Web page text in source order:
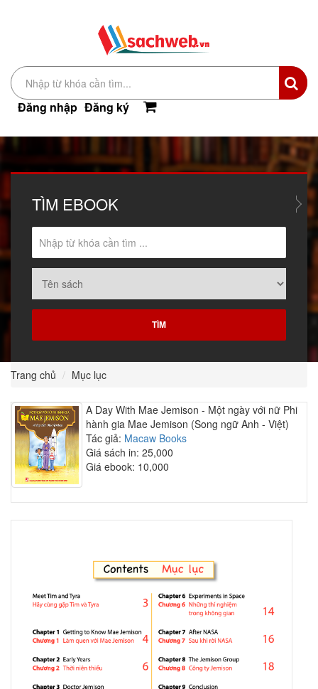
Đăng nhập Đăng ký
TÌM EBOOK
Trang chủ Mục lục
A Day With Mae Jemison - Một ngày với nữ Phi
hành gia Mae Jemison (Song ngữ Anh - Việt)
Tác giả: Macaw Books
Giá sách in: 25,000
Giá ebook: 10,000